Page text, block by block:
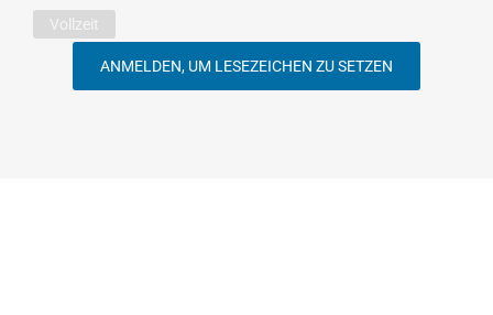
Vollzeit
ANMELDEN, UM LESEZEICHEN ZU SETZEN